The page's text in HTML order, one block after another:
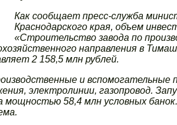
Как сообщает пресс-служба
Краснодарского края, объем
«Строительство завода по
направления в
2 158,5 млн рублей.
и вспомогательные
электролинии, газопровод.
мощностью 58,4 млн условных